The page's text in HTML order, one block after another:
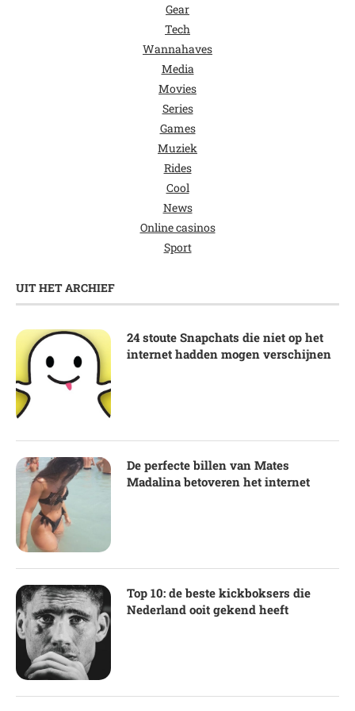
Gear
Tech
Wannahaves
Media
Movies
Series
Games
Muziek
Rides
Cool
News
Online casinos
Sport
UIT HET ARCHIEF
24 stoute Snapchats die niet op het
internet hadden mogen verschijnen
De perfecte billen van Mates
Madalina betoveren het internet
Top 10: de beste kickboksers die
Nederland ooit gekend heeft